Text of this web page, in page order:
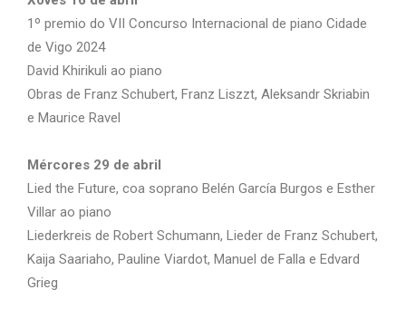
1º premio do VII Concurso Internacional de piano Cidade
de Vigo 2024
David Khirikuli ao piano
Obras de Franz Schubert, Franz Liszzt, Aleksandr Skriabin
e Maurice Ravel
Mércores 29 de abril
Lied the Future, coa soprano Belén García Burgos e Esther
Villar ao piano
Liederkreis de Robert Schumann, Lieder de Franz Schubert,
Kaija Saariaho, Pauline Viardot, Manuel de Falla e Edvard
Grieg